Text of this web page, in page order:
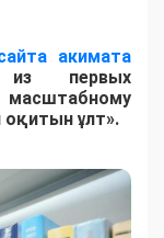
акимата
первых
оқитын ұлт».